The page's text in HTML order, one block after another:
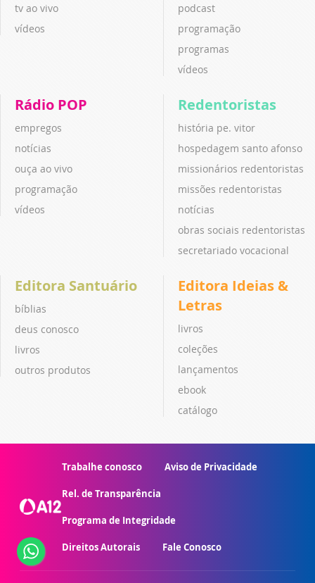
tv ao vivo
vídeos
podcast
programação
programas
vídeos
Rádio POP
empregos
notícias
ouça ao vivo
programação
vídeos
Redentoristas
história pe. vitor
hospedagem santo afonso
missionários redentoristas
missões redentoristas
notícias
obras sociais redentoristas
secretariado vocacional
Editora Santuário
bíblias
deus conosco
livros
outros produtos
Editora Ideias &
Letras
livros
coleções
lançamentos
ebook
catálogo
Trabalhe conosco Aviso de Privacidade
Rel. de Transparência
Programa de Integridade
Direitos Autorais Fale Conosco